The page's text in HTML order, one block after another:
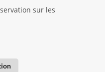
sur les